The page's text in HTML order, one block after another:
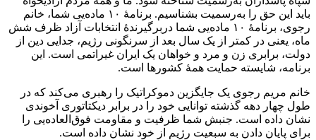
باید این حق را به‌رسمیت بشناسیم. برنامهٔ ۱۰ ماده‌یی شما، خانم
رجوی، برنامهٔ ۱۰ ماده‌یی شما دربرگیرندهٔ انتخابات آزاد ظرف شش
ماه، یعنی در کمتر از یک سال بعد از سرنگونی رژیم، جدایی دین از
دولت، برابری زن و مرد و خواهان یک ایران غیراتمی است. این
برنامه، شایسته حمایت همهٔ کشورها است.
خانم مریم رجوی یک جایگزین دموکراتیک را رهبری می‌کند که در
طول چهار دهه گذشته توانایی خود را در برابر دیکتاتوری آخوندی
نشان داده است. جنبش شما ظرفیت و مقاومت فوق‌العاده‌یی را
برای پایان دادن به سبعیت رژیم از خود نشان داده است.